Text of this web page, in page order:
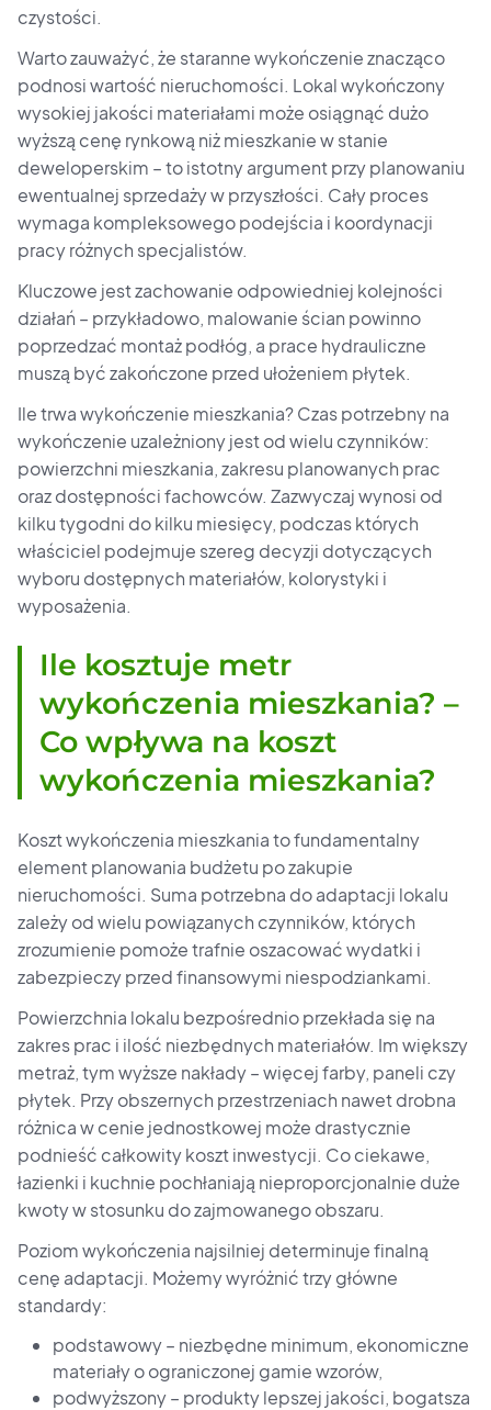
czystości.
Warto zauważyć, że staranne wykończenie znacząco
podnosi wartość nieruchomości. Lokal wykończony
wysokiej jakości materiałami może osiągnąć dużo
wyższą cenę rynkową niż mieszkanie w stanie
deweloperskim – to istotny argument przy planowaniu
ewentualnej sprzedaży w przyszłości. Cały proces
wymaga kompleksowego podejścia i koordynacji
pracy różnych specjalistów.
Kluczowe jest zachowanie odpowiedniej kolejności
działań – przykładowo, malowanie ścian powinno
poprzedzać montaż podłóg, a prace hydrauliczne
muszą być zakończone przed ułożeniem płytek.
Ile trwa wykończenie mieszkania? Czas potrzebny na
wykończenie uzależniony jest od wielu czynników:
powierzchni mieszkania, zakresu planowanych prac
oraz dostępności fachowców. Zazwyczaj wynosi od
kilku tygodni do kilku miesięcy, podczas których
właściciel podejmuje szereg decyzji dotyczących
wyboru dostępnych materiałów, kolorystyki i
wyposażenia.
Ile kosztuje metr
wykończenia mieszkania? –
Co wpływa na koszt
wykończenia mieszkania?
Koszt wykończenia mieszkania to fundamentalny
element planowania budżetu po zakupie
nieruchomości. Suma potrzebna do adaptacji lokalu
zależy od wielu powiązanych czynników, których
zrozumienie pomoże trafnie oszacować wydatki i
zabezpieczy przed finansowymi niespodziankami.
Powierzchnia lokalu bezpośrednio przekłada się na
zakres prac i ilość niezbędnych materiałów. Im większy
metraż, tym wyższe nakłady – więcej farby, paneli czy
płytek. Przy obszernych przestrzeniach nawet drobna
różnica w cenie jednostkowej może drastycznie
podnieść całkowity koszt inwestycji. Co ciekawe,
łazienki i kuchnie pochłaniają nieproporcjonalnie duże
kwoty w stosunku do zajmowanego obszaru.
Poziom wykończenia najsilniej determinuje finalną
cenę adaptacji. Możemy wyróżnić trzy główne
standardy:
podstawowy – niezbędne minimum, ekonomiczne
materiały o ograniczonej gamie wzorów,
podwyższony – produkty lepszej jakości, bogatsza